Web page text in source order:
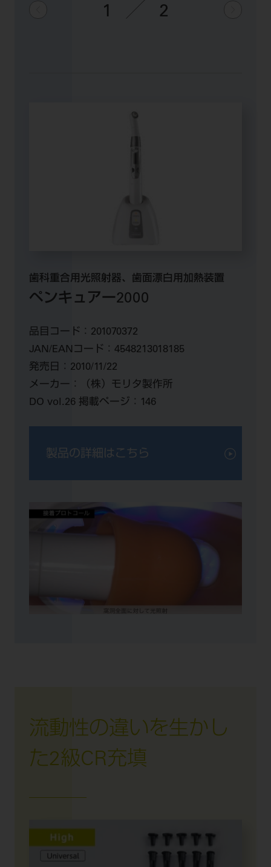
1 2
歯科重合用光照射器、歯面漂白用加熱装置
ペンキュアー2000
品目コード： 201070372
JAN/EANコード： 4548213018185
発売日： 2010/11/22
メーカー：
（株）モリタ製作所
DO vol.26 掲載ページ： 146
製品の詳細はこちら
流動性の違いを生かし
た2級CR充填